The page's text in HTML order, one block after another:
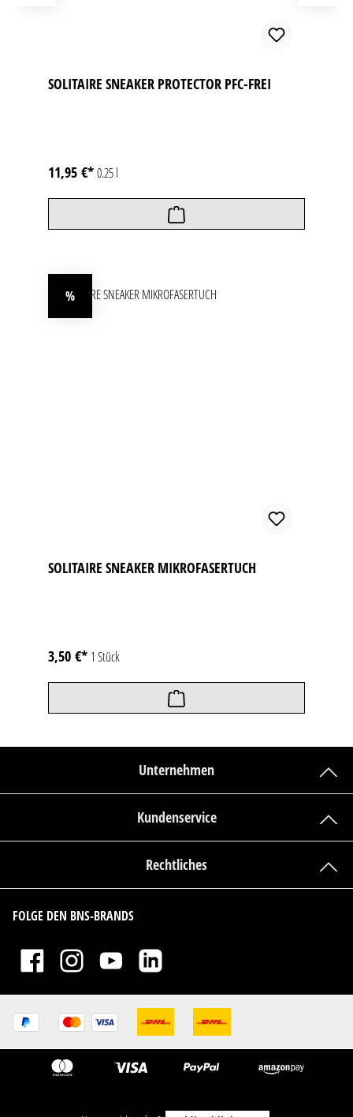
SOLITAIRE SNEAKER PROTECTOR PFC-FREI
11,95 €*0.25 l
%
SOLITAIRE SNEAKER MIKROFASERTUCH
3,50 €* 1 Stück
Unternehmen
Kundenservice
Rechtliches
FOLGE DEN BNS-BRANDS